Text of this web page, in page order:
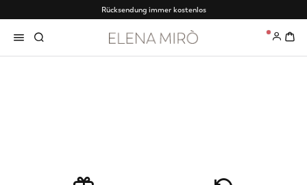
Rücksendung immer kostenlos
0